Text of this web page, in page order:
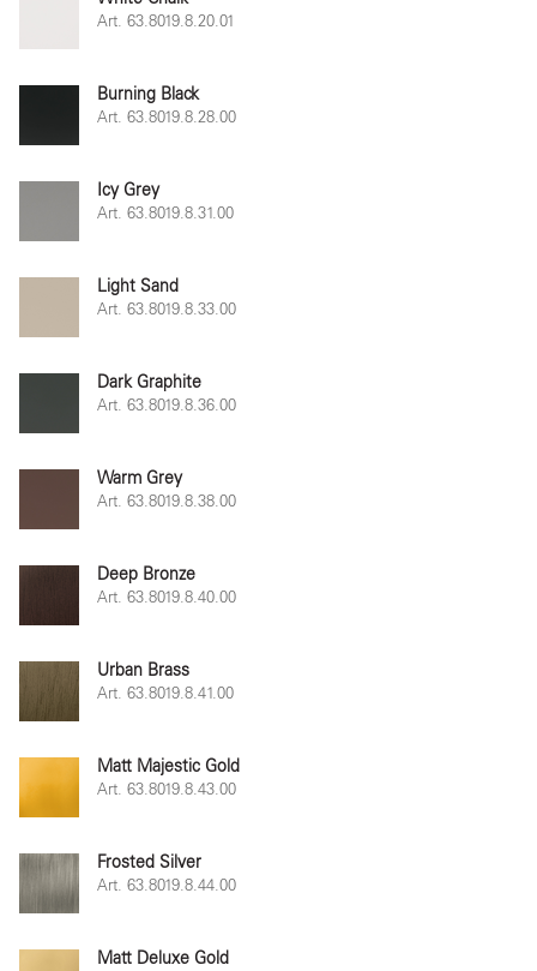
Art. 63.8019.8.20.01
Burning Black
Art. 63.8019.8.28.00
Icy Grey
Art. 63.8019.8.31.00
Light Sand
Art. 63.8019.8.33.00
Dark Graphite
Art. 63.8019.8.36.00
Warm Grey
Art. 63.8019.8.38.00
Deep Bronze
Art. 63.8019.8.40.00
Urban Brass
Art. 63.8019.8.41.00
Matt Majestic Gold
Art. 63.8019.8.43.00
Frosted Silver
Art. 63.8019.8.44.00
Matt Deluxe Gold